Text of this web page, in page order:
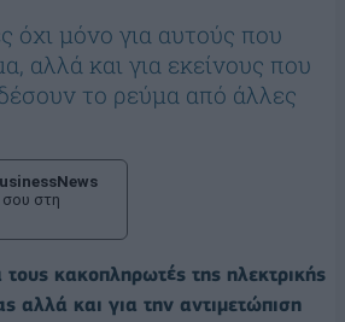
όχι μόνο για αυτούς που
αλλά και για εκείνους που
το ρεύμα από άλλες
στη
τους κακοπληρωτές της ηλεκτρικής
αλλά και για την αντιμετώπιση